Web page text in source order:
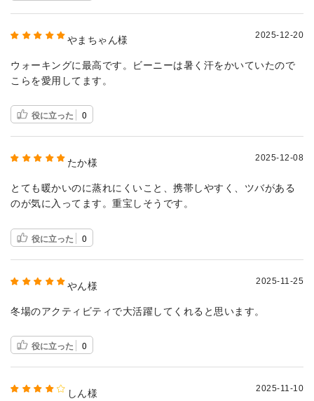
やまちゃん様 2025-12-20
ウォーキングに最高です。ビーニーは暑く汗をかいていたので
こらを愛用してます。
役に立った 0
たか様 2025-12-08
とても暖かいのに蒸れにくいこと、携帯しやすく、ツバがある
のが気に入ってます。重宝しそうです。
役に立った 0
やん様 2025-11-25
冬場のアクティビティで大活躍してくれると思います。
役に立った 0
しん様 2025-11-10